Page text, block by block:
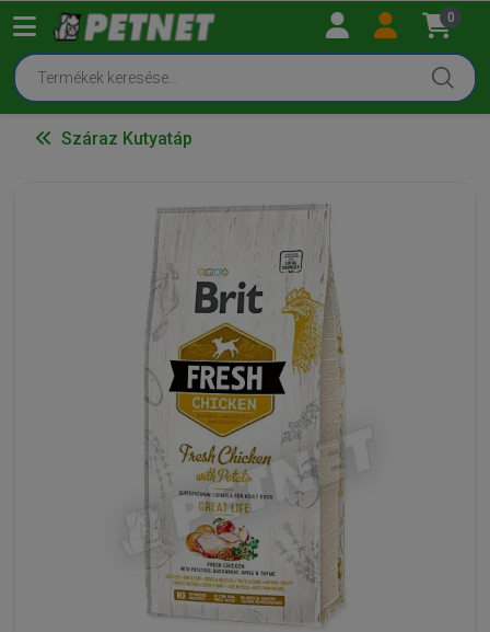
0
Száraz Kutyatáp